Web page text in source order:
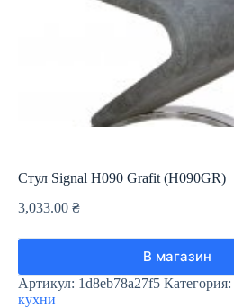
Стул Signal H090 Grafit (H090GR)
3,033.00 ₴
В магазин
Артикул: 1d8eb78a27f5 Категория:
кухни